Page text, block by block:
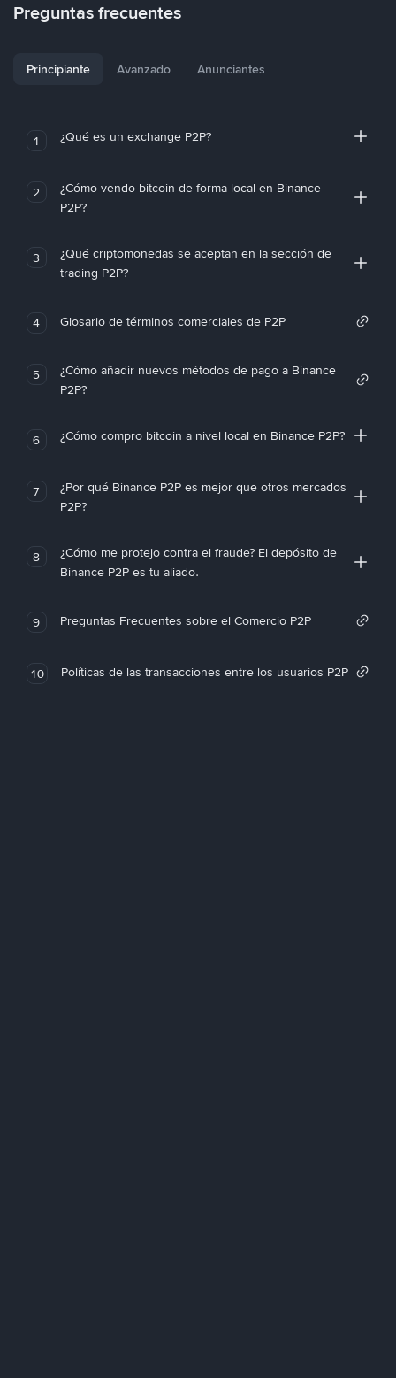
Preguntas frecuentes
Principiante Avanzado Anunciantes
1 ¿Qué es un exchange P2P?
2
¿Cómo vendo bitcoin de forma local en Binance
P2P?
3
¿Qué criptomonedas se aceptan en la sección de
trading P2P?
4 Glosario de términos comerciales de P2P
5
¿Cómo añadir nuevos métodos de pago a Binance
P2P?
6 ¿Cómo compro bitcoin a nivel local en Binance P2P?
7
¿Por qué Binance P2P es mejor que otros mercados
P2P?
8
¿Cómo me protejo contra el fraude? El depósito de
Binance P2P es tu aliado.
9 Preguntas Frecuentes sobre el Comercio P2P
10 Políticas de las transacciones entre los usuarios P2P